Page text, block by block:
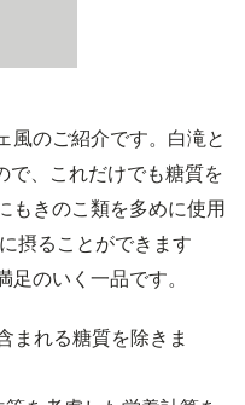
風のご紹介です。白滝と
で、これだけでも糖質を
もきのこ類を多めに使用
摂ることができます
のいく一品です。
まれる糖質を除きま